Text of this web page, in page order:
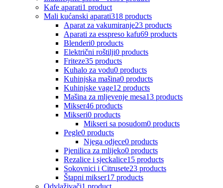
Kafe aparati1 product
Mali kućanski aparati318 products
Aparat za vakumiranje23 products
Aparati za esspreso kafu69 products
Blenderi0 products
Električni roštilji0 products
Friteze35 products
Kuhalo za vodu0 products
Kuhinjska mašina0 products
Kuhinjske vage12 products
Mašina za mljevenje mesa13 products
Mikser46 products
Mikseri0 products
Mikseri sa posudom0 products
Pegle0 products
Njega odjece0 products
Pjenilica za mlijeko0 products
Rezalice i sjeckalice15 products
Sokovnici i Citrusete23 products
Štapni mikser17 products
Odvlaživači1 product